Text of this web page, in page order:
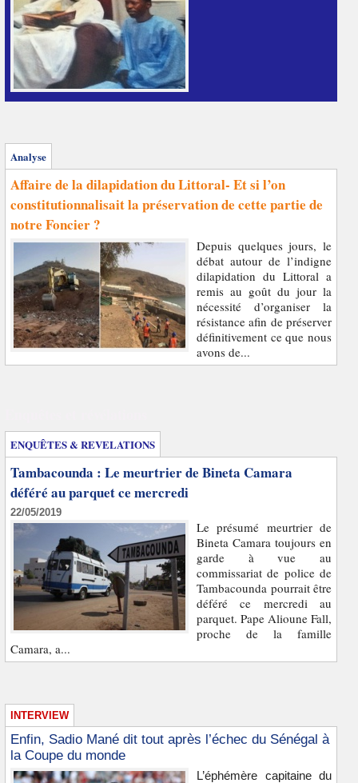
Analyse
Affaire de la dilapidation du Littoral- Et si l’on
constitutionnalisait la préservation de cette partie de
notre Foncier ?
Depuis quelques jours, le
débat autour de l’indigne
dilapidation du Littoral a
remis au goût du jour la
nécessité d’organiser la
résistance afin de préserver
définitivement ce que nous
avons de...
ENQUÊTES & REVELATIONS
Tambacounda : Le meurtrier de Bineta Camara
déféré au parquet ce mercredi
22/05/2019
Le présumé meurtrier de
Bineta Camara toujours en
garde à vue au
commissariat de police de
Tambacounda pourrait être
déféré ce mercredi au
parquet. Pape Alioune Fall,
proche de la famille
Camara, a...
INTERVIEW
Enfin, Sadio Mané dit tout après l’échec du Sénégal à
la Coupe du monde
L’éphémère capitaine du